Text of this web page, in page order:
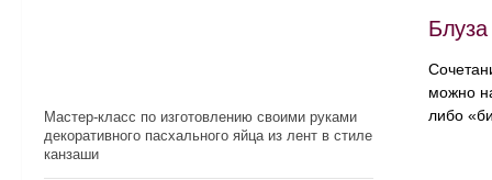
Блуза
можно
либо
Мастер-класс по изготовлению своими руками
декоративного пасхального яйца из лент в стиле
канзаши